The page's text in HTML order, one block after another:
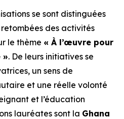
se sont distinguées
des activités
le thème « À l’œuvre pour
». De leurs initiatives se
un sens de
et une réelle volonté
et l’éducation
lauréates sont la Ghana